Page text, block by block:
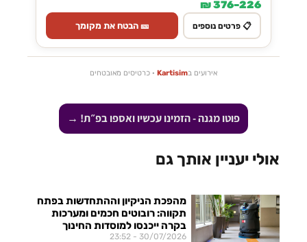
226–376 ₪
📋 פרטים נוספים 🎫 הבטח את מקומך
אירועים בKartisim · כרטיסים מאובטחים
פוטו מגנה - הזמינו עכשיו ואספו בפ״ת! →
אולי יעניין אותך גם
מהפכת הניקיון וההתחדשות בפתח
תקווה: רובוטים חכמים ומערכות
בקרה ייכנסו למוסדות החינוך
30/07/2026